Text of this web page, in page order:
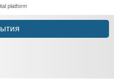
platform